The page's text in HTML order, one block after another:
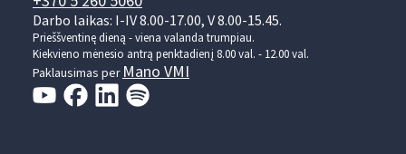
Darbo laikas: I-IV 8.00-17.00, V 8.00-15.45.
Prieššventinę dieną - viena valanda trumpiau.
Kiekvieno mėnesio antrą penktadienį 8.00 val. - 12.00 val.
Paklausimas perMano VMI